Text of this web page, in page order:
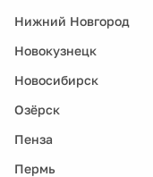
Нижний Новгород
Новокузнецк
Новосибирск
Озёрск
Пенза
Пермь